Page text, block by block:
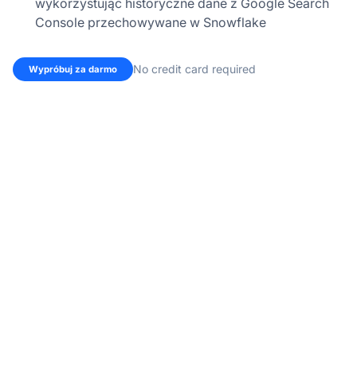
Console przechowywane w Snowflake
Wypróbuj za darmo No credit card required